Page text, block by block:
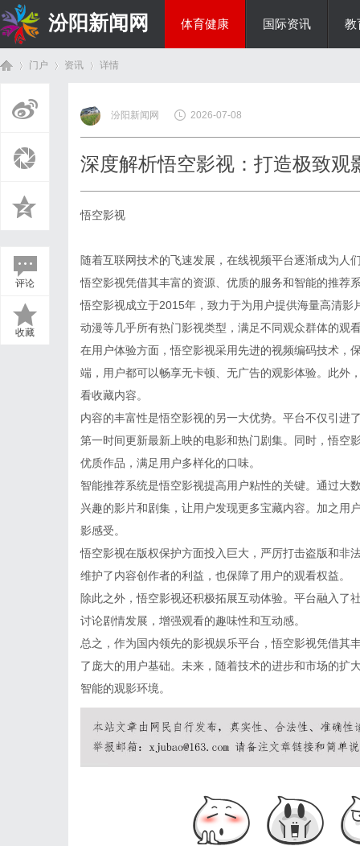
汾阳新闻网 体育健康 国际资讯 教
门户 资讯
›
详情
评论
收藏
汾阳新闻网 2026-07-08
深度解析悟空影视：打造极致观
悟空影视
随着互联网技术的飞速发展，在线视频平台逐渐成为人
悟空影视凭借其丰富的资源、优质的服务和智能的推荐
悟空影视成立于2015年，致力于为用户提供海量高清
动漫等几乎所有热门影视类型，满足不同观众群体的观
在用户体验方面，悟空影视采用先进的视频编码技术，
端，用户都可以畅享无卡顿、无广告的观影体验。此外
看收藏内容。
内容的丰富性是悟空影视的另一大优势。平台不仅引进
第一时间更新最新上映的电影和热门剧集。同时，悟空
优质作品，满足用户多样化的口味。
智能推荐系统是悟空影视提高用户粘性的关键。通过大
兴趣的影片和剧集，让用户发现更多宝藏内容。加之用
影感受。
悟空影视在版权保护方面投入巨大，严厉打击盗版和非
维护了内容创作者的利益，也保障了用户的观看权益。
除此之外，悟空影视还积极拓展互动体验。平台融入了
讨论剧情发展，增强观看的趣味性和互动感。
总之，作为国内领先的影视娱乐平台，悟空影视凭借其
了庞大的用户基础。未来，随着技术的进步和市场的扩
智能的观影环境。